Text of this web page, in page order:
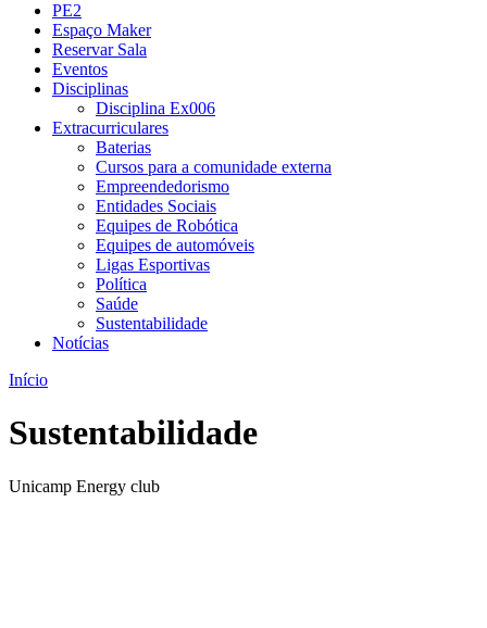
PE2
Espaço Maker
Reservar Sala
Eventos
Disciplinas
Disciplina Ex006
Extracurriculares
Baterias
Cursos para a comunidade externa
Empreendedorismo
Entidades Sociais
Equipes de Robótica
Equipes de automóveis
Ligas Esportivas
Política
Saúde
Sustentabilidade
Notícias
Início
Sustentabilidade
Unicamp Energy club